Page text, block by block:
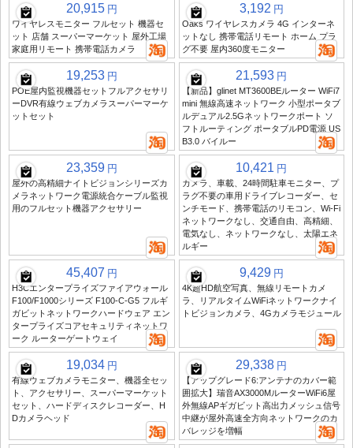
20,915 円
ワイヤレスモニター フルセット 機器セ
ット 店舗 スーパーマーケット 屋外工場
家庭用リモート 携帯電話カメラ
3,192 円
Oaks ワイヤレスカメラ 4G インターネ
ットなし 携帯電話リモート ホーム プラ
グ不要 屋内360度モニター
19,253 円
POE屋内監視機器セットフルアクセサリ
ーDVR有線ウェブカメラスーパーマーケ
ットセット
21,593 円
【新品】glinet MT3600BEルーター WiFi7
mini 無線高速ネットワーク 小型ポータブ
ルデュアル2.5Gネットワークポート ソ
フトルーティング ポータブルPD電源 US
B3.0 バイルー
23,359 円
屋外の高精細ナイトビジョンシリーズカ
メラネットワーク電源統合ケーブル監視
用のフルセット機器アクセサリー
10,421 円
カメラ、車載、24時間駐車モニター、プ
ラグ不要の車用ドライブレコーダー、セ
ンチモード、携帯電話のリモコン、Wi-Fi
ネットワークなし、交通自由、高精細、
電気なし、ネットワークなし、太陽エネ
ルギー
45,407 円
H3Cエンタープライズファイアウォール
F100/F1000シリーズ F100-C-G5 フルギ
ガビットネットワークハードウェア エン
タープライズコアセキュリティネットワ
ーク ルーターゲートウェイ
9,429 円
4K超HD航空写真、無線リモートカメ
ラ、リアルタイムWiFiネットワークナイ
トビジョンカメラ、4Gカメラモジュール
19,034 円
有線ウェブカメラモニター、機器全セッ
ト、アクセサリー、スーパーマーケット
セット、ハードディスクレコーダー、H
Dカメラヘッド
29,338 円
【アップグレード6:アンテナのカバー範
囲拡大】瑞音AX3000MルーターWiFi6屋
外無線APギガビット高出力メッシュ信号
中継が屋外高速全方向ネットワークのカ
バレッジを増幅